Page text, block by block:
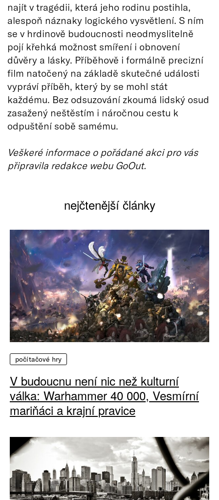
najít v tragédii, která jeho rodinu postihla,
alespoň náznaky logického vysvětlení. S ním
se v hrdinově budoucnosti neodmyslitelně
pojí křehká možnost smíření i obnovení
důvěry a lásky. Příběhově i formálně precizní
film natočený na základě skutečné události
vypráví příběh, který by se mohl stát
každému. Bez odsuzování zkoumá lidský osud
zasažený neštěstím i náročnou cestu k
odpuštění sobě samému.
Veškeré informace o pořádané akci pro vás
připravila redakce webu GoOut.
nejčtenější články
počítačové hry
V budoucnu není nic než kulturní
válka: Warhammer 40 000, Vesmírní
mariňáci a krajní pravice